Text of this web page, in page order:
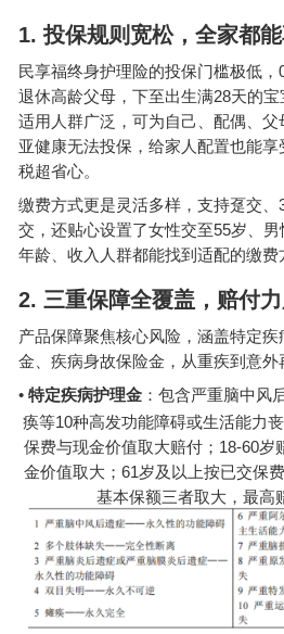
1. 投保规则宽松，全家都能
民享福终身护理险的投保门槛极低，
退休高龄父母，下至出生满28天的宝
适用人群广泛，可为自己、配偶、
亚健康无法投保，给家人配置也能
税超省心。
缴费方式更是灵活多样，支持趸交、
交，还贴心设置了女性交至55岁、男
年龄、收入人群都能找到适配的缴费
2. 三重保障全覆盖，赔付
产品保障聚焦核心风险，涵盖特定
金、疾病身故保险金，从重疾到意外
• 特定疾病护理金 ：包含严重脑中风
痪等10种高发功能障碍或生活能力丧
保费与现金价值取大赔付； 18-60岁
金价值取大； 61岁及以上按已交保费
基本保额三者取大，最高